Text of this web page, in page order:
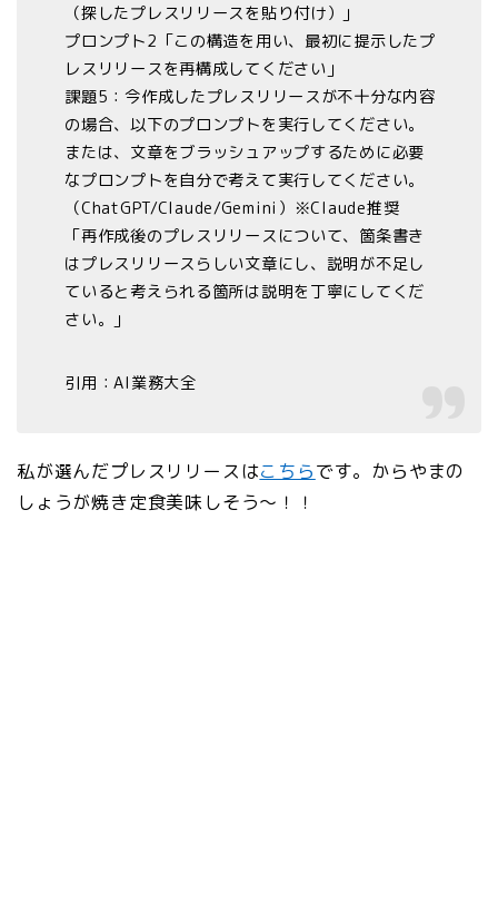
（探したプレスリリースを貼り付け）」
プロンプト2「この構造を用い、最初に提示したプ
レスリリースを再構成してください」
課題5：今作成したプレスリリースが不十分な内容
の場合、以下のプロンプトを実行してください。
または、文章をブラッシュアップするために必要
なプロンプトを自分で考えて実行してください。
（ChatGPT/Claude/Gemini）※Claude推奨
「再作成後のプレスリリースについて、箇条書き
はプレスリリースらしい文章にし、説明が不足し
ていると考えられる箇所は説明を丁寧にしてくだ
さい。」
引用：AI業務大全
私が選んだプレスリリースはこちらです。からやまの
しょうが焼き定食美味しそう〜！！